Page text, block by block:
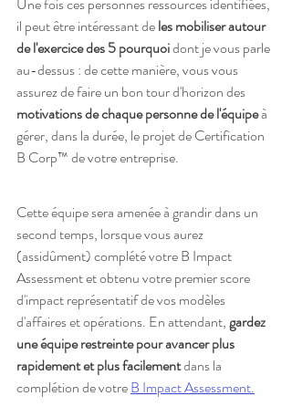
il peut être intéressant de les mobiliser autour
de l'exercice des 5 pourquoi dont je vous parle
au-dessus : de cette manière, vous vous
assurez de faire un bon tour d'horizon des
motivations de chaque personne de l'équipe à
gérer, dans la durée, le projet de Certification
B Corp™ de votre entreprise.
Cette équipe sera amenée à grandir dans un
second temps, lorsque vous aurez
(assidûment) complété votre B Impact
Assessment et obtenu votre premier score
d'impact représentatif de vos modèles
d'affaires et opérations. En attendant, gardez
une équipe restreinte pour avancer plus
rapidement et plus facilement dans la
complétion de votre B Impact Assessment.